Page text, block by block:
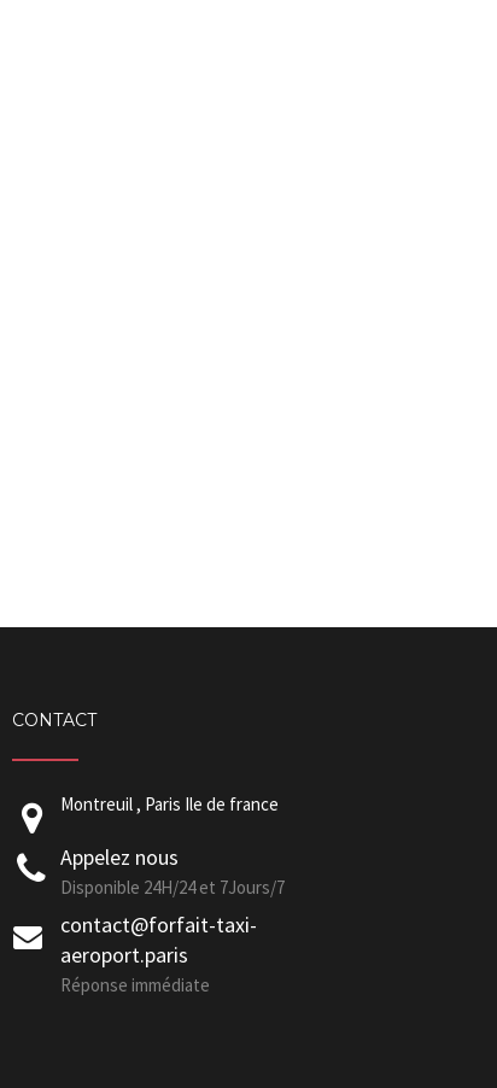
CONTACT
Montreuil , Paris Ile de france
Appelez nous
Disponible 24H/24 et 7Jours/7
contact@forfait-taxi-
aeroport.paris
Réponse immédiate